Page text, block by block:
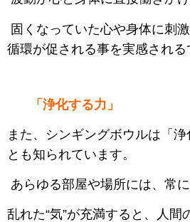
固くなっていた心や身体に刺
循環が促される事を実感される
「浄化する力」
また、シンギングボウルは「
とも知られています。
あらゆる部屋や場所には、常に
乱れた“気”が充満すると、人間